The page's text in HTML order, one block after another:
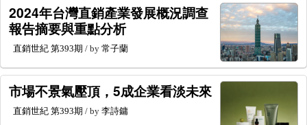
2024年台灣直銷產業發展概況調查
報告摘要與重點分析
直銷世紀 第393期 / by 常子蘭
市場不景氣壓頂，5成企業看淡未來
直銷世紀 第393期 / by 李詩鏞